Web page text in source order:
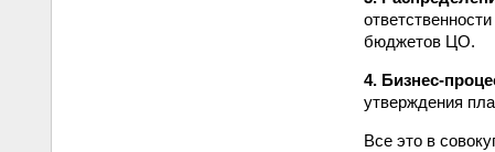
бюджетов ЦО.
4. Бизнес-
утверждения
Все это в